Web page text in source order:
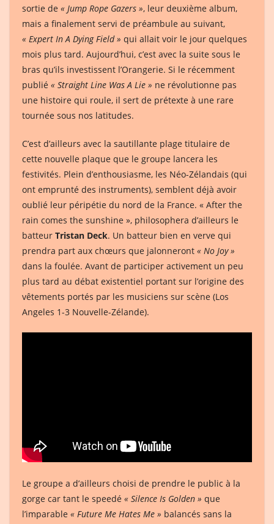
sortie de « Jump Rope Gazers », leur deuxième album,
mais a finalement servi de préambule au suivant,
« Expert In A Dying Field » qui allait voir le jour quelques
mois plus tard. Aujourd’hui, c’est avec la suite sous le
bras qu’ils investissent l’Orangerie. Si le récemment
publié « Straight Line Was A Lie » ne révolutionne pas
une histoire qui roule, il sert de prétexte à une rare
tournée sous nos latitudes.
C’est d’ailleurs avec la sautillante plage titulaire de
cette nouvelle plaque que le groupe lancera les
festivités. Plein d’enthousiasme, les Néo-Zélandais (qui
ont emprunté des instruments), semblent déjà avoir
oublié leur péripétie du nord de la France. « After the
rain comes the sunshine », philosophera d’ailleurs le
batteur Tristan Deck. Un batteur bien en verve qui
prendra part aux chœurs que jalonneront « No Joy »
dans la foulée. Avant de participer activement un peu
plus tard au débat existentiel portant sur l’origine des
vêtements portés par les musiciens sur scène (Los
Angeles 1-3 Nouvelle-Zélande).
Le groupe a d’ailleurs choisi de prendre le public à la
gorge car tant le speedé « Silence Is Golden » que
l’imparable « Future Me Hates Me » balancés sans la